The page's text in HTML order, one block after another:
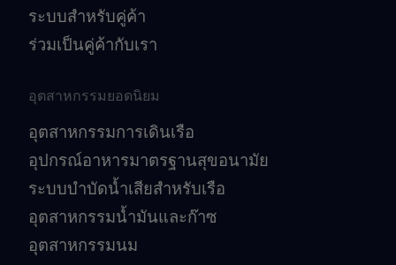
ระบบสำหรับคู่ค้า
ร่วมเป็นคู่ค้ากับเรา
อุตสาหกรรมยอดนิยม
อุตสาหกรรมการเดินเรือ
อุปกรณ์อาหารมาตรฐานสุขอนามัย
ระบบบำบัดน้ำเสียสำหรับเรือ
อุตสาหกรรมน้ำมันและก๊าซ
อุตสาหกรรมนม